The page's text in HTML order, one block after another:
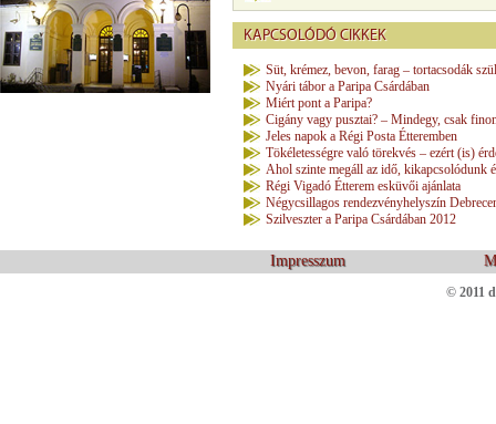
KAPCSOLÓDÓ CIKKEK
Süt, krémez, bevon, farag – tortacsodák
Nyári tábor a Paripa Csárdában
Miért pont a Paripa?
Cigány vagy pusztai? – Mindegy, csak
Jeles napok a Régi Posta Étteremben
Tökéletességre való törekvés – ezért (is)
Ahol szinte megáll az idő, kikapcsolódunk
Régi Vigadó Étterem esküvői ajánlata
Négycsillagos rendezvényhelyszín
Szilveszter a Paripa Csárdában 2012
Impresszum
© 2011